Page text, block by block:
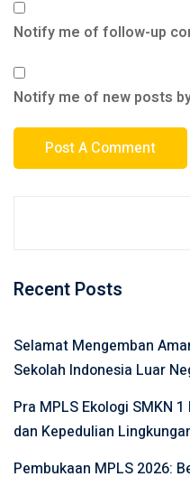
Notify me of follow-up
Notify me of new posts
Recent Posts
Selamat Mengemban
Sekolah Indonesia Luar
Pra MPLS Ekologi SMKN
dan Kepedulian
Pembukaan MPLS 2026: